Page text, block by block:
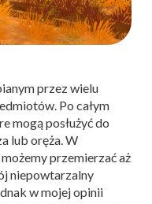
przez wielu
Po całym
mogą posłużyć do
lub oręża. W
przemierzać aż
niepowtarzalny
w mojej opinii